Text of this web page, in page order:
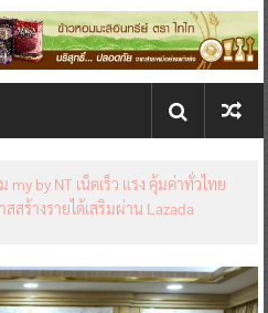
my by NT เน็ตเร็ว แรง คุ้มค่าทั่วไทย
สร้างรายได้เสริมผ่าน Lazada